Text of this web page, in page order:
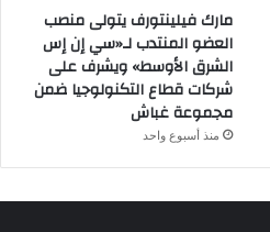
مارك فيلينتورف يتولى منصب
العضو المنتدب لـ«سي إن إس
الشرق الأوسط» ويشرف على
شركات قطاع التكنولوجيا ضمن
مجموعة غباش
منذ أسبوع واحد